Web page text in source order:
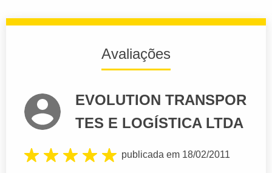
Avaliações
EVOLUTION TRANSPOR
TES E LOGÍSTICA LTDA
publicada em 18/02/2011